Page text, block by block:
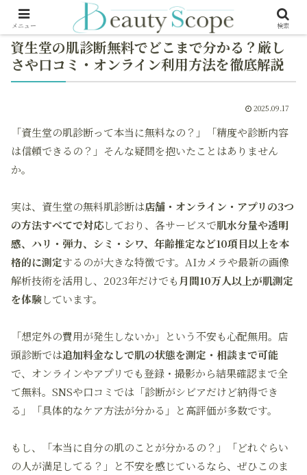
資生堂の肌診断無料でどこまで分かる？厳し
さや口コミ・オンライン利用方法を徹底解説
2025.09.17
「資生堂の肌診断って本当に無料なの？」「精度や診断内容
は信頼できるの？」そんな疑問を抱いたことはありません
か。
実は、資生堂の無料肌診断は店舗・オンライン・アプリの3つ
の方法すべてで対応しており、各サービスで肌水分量や透明
感、ハリ・弾力、シミ・シワ、年齢推定など10項目以上を本
格的に測定するのが大きな特徴です。AIカメラや最新の画像
解析技術を活用し、2023年だけでも 月間10万人以上が肌測定
を体験しています。
「想定外の費用が発生しないか」という不安も心配無用。店
頭診断では追加料金なしで肌の状態を測定・相談まで可能
で、オンラインやアプリでも登録・撮影から結果確認まで全
て無料。SNSや口コミでは「診断がシビアだけど納得でき
る」「具体的なケア方法が分かる」と高評価が多数です。
もし、「本当に自分の肌のことが分かるの？」「どれぐらい
の人が満足してる？」と不安を感じているなら、ぜひこのま
メニュー 検索